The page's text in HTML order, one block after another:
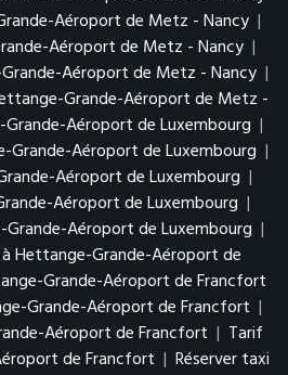
Aéroport de Metz - Nancy |
Aéroport de Metz - Nancy |
Aéroport de Metz - Nancy |
Grande-Aéroport de Metz -
Aéroport de Luxembourg |
Grande-Aéroport de Luxembourg |
Aéroport de Luxembourg |
Aéroport de Luxembourg |
Aéroport de Luxembourg |
Hettange-Grande-Aéroport de
Grande-Aéroport de Francfort
Grande-Aéroport de Francfort |
Aéroport de Francfort | Tarif
de Francfort | Réserver taxi